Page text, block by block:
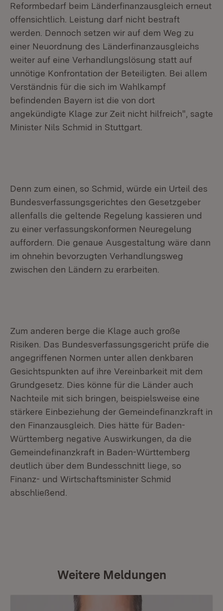
Reformbedarf beim Länderfinanzausgleich erneut
offensichtlich. Leistung darf nicht bestraft
werden. Dennoch setzen wir auf dem Weg zu
einer Neuordnung des Länderfinanzausgleichs
weiter auf eine Verhandlungslösung statt auf
unnötige Konfrontation der Beteiligten. Bei allem
Verständnis für die sich im Wahlkampf
befindenden Bayern ist die von dort
angekündigte Klage zur Zeit nicht hilfreich", sagte
Minister Nils Schmid in Stuttgart.
Denn zum einen, so Schmid, würde ein Urteil des
Bundesverfassungsgerichtes den Gesetzgeber
allenfalls die geltende Regelung kassieren und
zu einer verfassungskonformen Neuregelung
auffordern. Die genaue Ausgestaltung wäre dann
im ohnehin bevorzugten Verhandlungsweg
zwischen den Ländern zu erarbeiten.
Zum anderen berge die Klage auch große
Risiken. Das Bundesverfassungsgericht prüfe die
angegriffenen Normen unter allen denkbaren
Gesichtspunkten auf ihre Vereinbarkeit mit dem
Grundgesetz. Dies könne für die Länder auch
Nachteile mit sich bringen, beispielsweise eine
stärkere Einbeziehung der Gemeindefinanzkraft in
den Finanzausgleich. Dies hätte für Baden-
Württemberg negative Auswirkungen, da die
Gemeindefinanzkraft in Baden-Württemberg
deutlich über dem Bundesschnitt liege, so
Finanz- und Wirtschaftsminister Schmid
abschließend.
Weitere Meldungen